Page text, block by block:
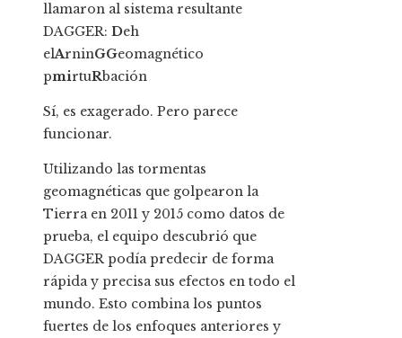
llamaron al sistema resultante
DAGGER: Deh
elArninGGeomagnético
pmirtuRbación
Sí, es exagerado. Pero parece
funcionar.
Utilizando las tormentas
geomagnéticas que golpearon la
Tierra en 2011 y 2015 como datos de
prueba, el equipo descubrió que
DAGGER podía predecir de forma
rápida y precisa sus efectos en todo el
mundo. Esto combina los puntos
fuertes de los enfoques anteriores y